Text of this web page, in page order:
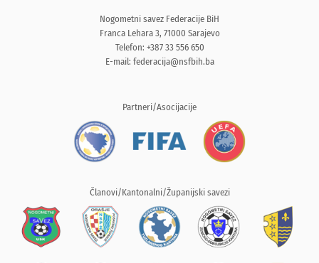
Nogometni savez Federacije BiH
Franca Lehara 3, 71000 Sarajevo
Telefon: +387 33 556 650
E-mail: federacija@nsfbih.ba
Partneri/Asocijacije
Članovi/Kantonalni/Županijski savezi